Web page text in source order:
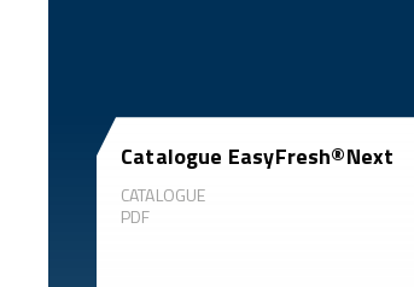
Catalogue EasyFresh®Next
CATALOGUE
PDF